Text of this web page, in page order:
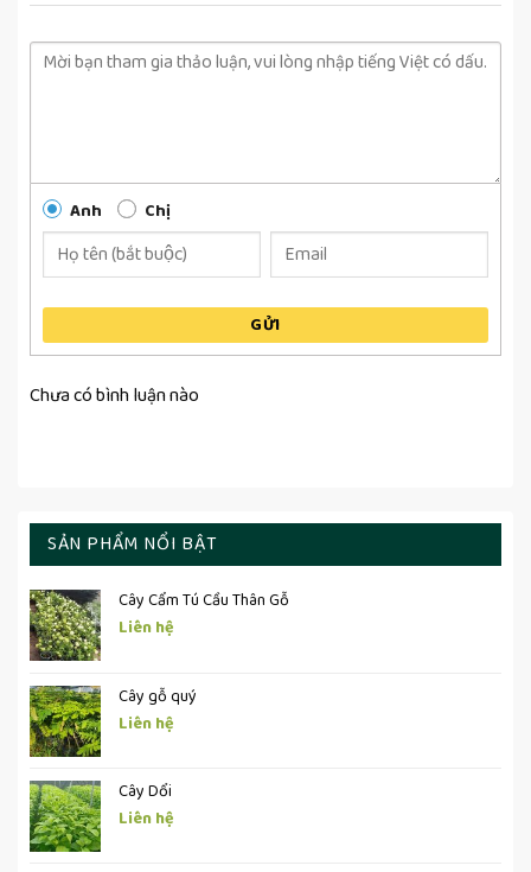
Anh Chị
GỬI
Chưa có bình luận nào
SẢN PHẨM NỔI BẬT
Cây Cẩm Tú Cầu Thân Gỗ
Liên hệ
Cây gỗ quý
Liên hệ
Cây Dổi
Liên hệ